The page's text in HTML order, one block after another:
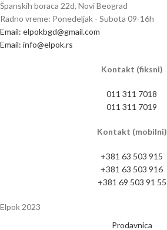
Španskih boraca 22d, Novi Beograd
Radno vreme: Ponedeljak - Subota 09-16h
Email: elpokbgd@gmail.com
Email: info@elpok.rs
Kontakt (fiksni)
011 311 7018
011 311 7019
Kontakt (mobilni)
+381 63 503 915
+381 63 503 916
+381 69 503 91 55
Elpok 2023
Prodavnica